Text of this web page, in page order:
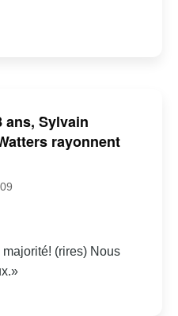
ans, Sylvain
rayonnent
(rires) Nous